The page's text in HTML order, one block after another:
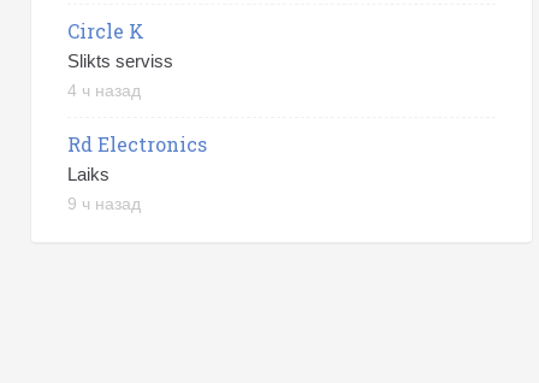
Circle K
Slikts serviss
4 ч назад
Rd Electronics
Laiks
9 ч назад